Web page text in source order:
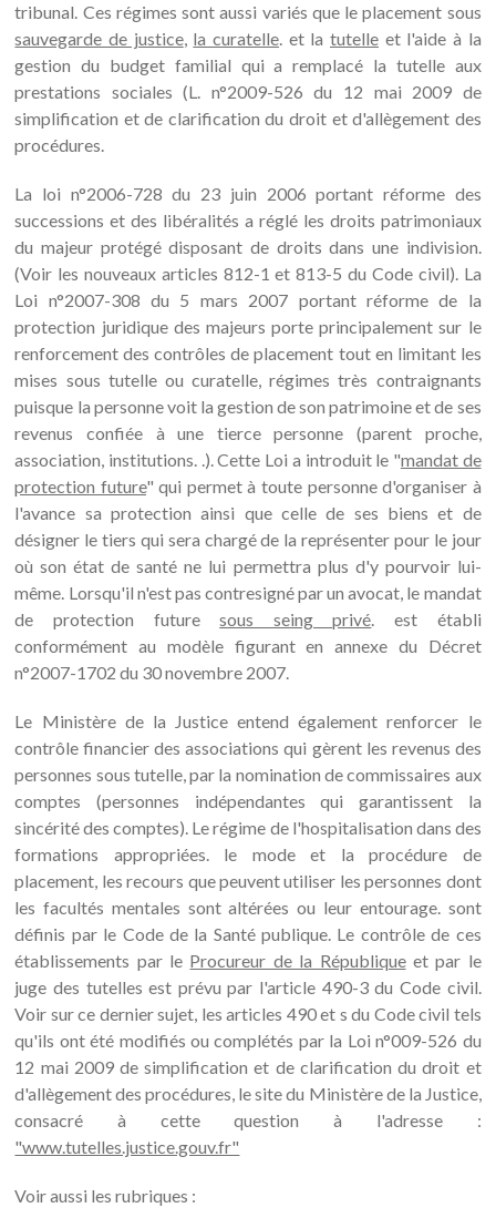
tribunal. Ces régimes sont aussi variés que le placement sous
sauvegarde de justice, la curatelle. et la tutelle et l'aide à la
gestion du budget familial qui a remplacé la tutelle aux
prestations sociales (L. n°2009-526 du 12 mai 2009 de
simplification et de clarification du droit et d'allègement des
procédures.
La loi n°2006-728 du 23 juin 2006 portant réforme des
successions et des libéralités a réglé les droits patrimoniaux
du majeur protégé disposant de droits dans une indivision.
(Voir les nouveaux articles 812-1 et 813-5 du Code civil). La
Loi n°2007-308 du 5 mars 2007 portant réforme de la
protection juridique des majeurs porte principalement sur le
renforcement des contrôles de placement tout en limitant les
mises sous tutelle ou curatelle, régimes très contraignants
puisque la personne voit la gestion de son patrimoine et de ses
revenus confiée à une tierce personne (parent proche,
association, institutions. .). Cette Loi a introduit le "mandat de
protection future" qui permet à toute personne d'organiser à
l'avance sa protection ainsi que celle de ses biens et de
désigner le tiers qui sera chargé de la représenter pour le jour
où son état de santé ne lui permettra plus d'y pourvoir lui-
même. Lorsqu'il n'est pas contresigné par un avocat, le mandat
de protection futuresous seing privé. est établi
conformément au modèle figurant en annexe du Décret
n°2007-1702 du 30 novembre 2007.
Le Ministère de la Justice entend également renforcer le
contrôle financier des associations qui gèrent les revenus des
personnes sous tutelle, par la nomination de commissaires aux
comptes (personnes indépendantes qui garantissent la
sincérité des comptes). Le régime de l'hospitalisation dans des
formations appropriées. le mode et la procédure de
placement, les recours que peuvent utiliser les personnes dont
les facultés mentales sont altérées ou leur entourage. sont
définis par le Code de la Santé publique. Le contrôle de ces
établissements par le Procureur de la Républiqueet par le
juge des tutelles est prévu par l'article 490-3 du Code civil.
Voir sur ce dernier sujet, les articles 490 et s du Code civil tels
qu'ils ont été modifiés ou complétés par la Loi n°009-526 du
12 mai 2009 de simplification et de clarification du droit et
d'allègement des procédures, le site du Ministère de la Justice,
consacré à cette question à l'adresse :
"www.tutelles.justice.gouv.fr"
Voir aussi les rubriques :